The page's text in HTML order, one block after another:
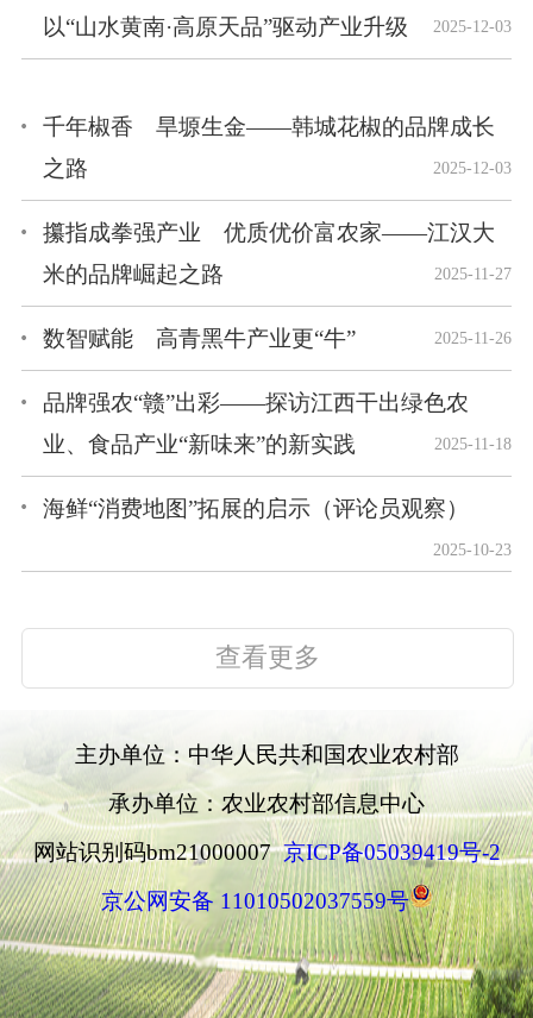
以“山水黄南·高原天品”驱动产业升级
2025-12-03
千年椒香 旱塬生金——韩城花椒的品牌成长
之路
2025-12-03
攥指成拳强产业 优质优价富农家——江汉大
米的品牌崛起之路
2025-11-27
数智赋能 高青黑牛产业更“牛” 2025-11-26
品牌强农“赣”出彩——探访江西干出绿色农
业、食品产业“新味来”的新实践
2025-11-18
海鲜“消费地图”拓展的启示（评论员观察）
2025-10-23
查看更多
主办单位：中华人民共和国农业农村部
承办单位：农业农村部信息中心
网站识别码bm21000007京ICP备05039419号-2
京公网安备 11010502037559号